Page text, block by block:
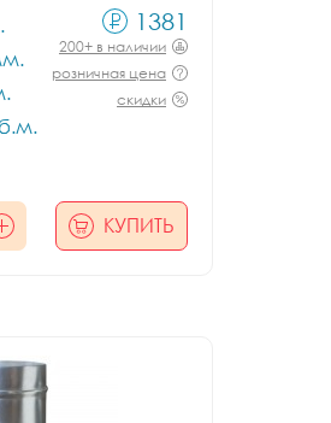
1381
200+ в наличии
розничная цена
скидки
КУПИТЬ